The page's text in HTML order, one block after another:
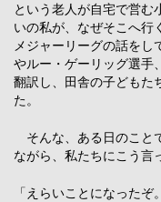
という老人が自宅で営む
いの私が、なぜそこへ行
メジャーリーグの話を
やルー・ゲーリッグ選手
翻訳し、田舎の子どもた
た。
そんな、ある日のこと
ながら、私たちにこう言
「えらいことになった